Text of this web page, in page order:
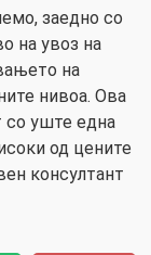
заедно со
на увоз на
на
нивоа. Ова
со уште една
од цените
консултант